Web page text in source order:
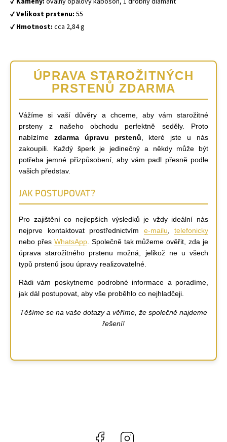
✔️Velikost prstenu: 55
✔️ Hmotnost: cca 2,84 g
ÚPRAVA STAROŽITNÝCH
PRSTENŮ ZDARMA
Vážíme si vaší důvěry a chceme, aby vám starožitné
prsteny z našeho obchodu perfektně seděly. Proto
nabízíme zdarma úpravu prstenů, které jste u nás
zakoupili. Každý šperk je jedinečný a někdy může být
potřeba jemné přizpůsobení, aby vám padl přesně podle
vašich představ.
JAK POSTUPOVAT?
Pro zajištění co nejlepších výsledků je vždy ideální nás
nejprve kontaktovat prostřednictvím e-mailu, telefonicky
nebo přes WhatsApp. Společně tak můžeme ověřit, zda je
úprava starožitného prstenu možná, jelikož ne u všech
typů prstenů jsou úpravy realizovatelné.
Rádi vám poskytneme podrobné informace a poradíme,
jak dál postupovat, aby vše proběhlo co nejhladčeji.
Těšíme se na vaše dotazy a věříme, že společně najdeme
řešení!
Facebook